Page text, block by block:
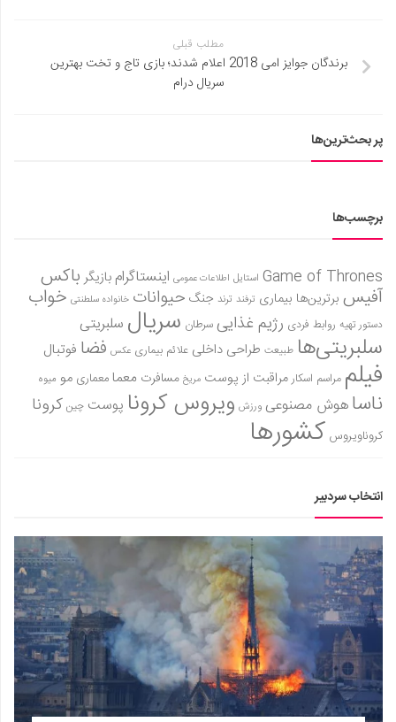
مطلب قبلی
برندگان جوایز امی 2018 اعلام شدند؛ بازی تاج و تخت بهترین
سریال درام
پر بحث‌ترین‌ها
برچسب‌ها
Game of Thrones استایل اطلاعات عمومی اینستاگرام بازیگر باکس
آفیس برترین‌ها بیماری ترفند ترند جنگ حیوانات خانواده سلطنتی خواب
دستور تهیه روابط فردی رژیم غذاییسرطان سریال سلبریتی
سلبریتی‌ها طبیعت طراحی داخلی علائم بیماری عکس فضا فوتبال
فیلم مراسم اسکارمراقبت از پوست مریخ مسافرت معمامعماری مو میوه
ناساهوش مصنوعی ورزش ویروس کرونا پوست چین کرونا
کروناویروس کشورها
انتخاب سردبیر